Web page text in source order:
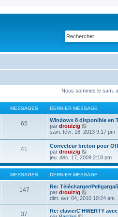
Nous sommes le sam.
MESSAGES DERNIER MESSAGE
65
Windows 8 disponible en
par drouizig
o
u
l
t
e
r
l
d
e
r
n
i
sam. févr. 16, 2013 9:17 pm
41
Correcteur breton pour
par drouizig
o
n
s
u
l
t
r
l
e
jeu. déc. 17, 2009 2:18 pm
MESSAGES DERNIER MESSAGE
147
Re: Télécharger/
par drouizig
o
n
s
dim. avr. 04, 2010 10:24 am
37
Re: clavierC'HWERTY